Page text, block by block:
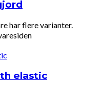
har flere varianter.
elastic